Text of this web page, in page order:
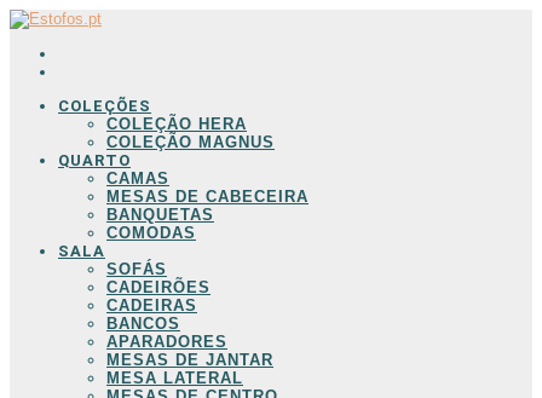
COLEÇÕES
COLEÇÃO HERA
COLEÇÃO MAGNUS
QUARTO
CAMAS
MESAS DE CABECEIRA
BANQUETAS
COMODAS
SALA
SOFÁS
CADEIRÕES
CADEIRAS
BANCOS
APARADORES
MESAS DE JANTAR
MESA LATERAL